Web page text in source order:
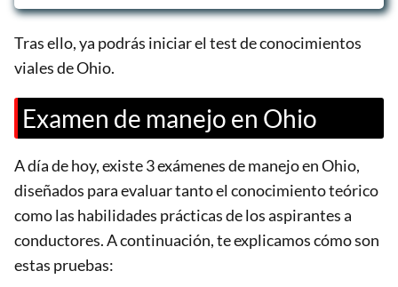
Tras ello, ya podrás iniciar el test de conocimientos
viales de Ohio.
Examen de manejo en Ohio
A día de hoy, existe 3 exámenes de manejo en Ohio,
diseñados para evaluar tanto el conocimiento teórico
como las habilidades prácticas de los aspirantes a
conductores. A continuación, te explicamos cómo son
estas pruebas: